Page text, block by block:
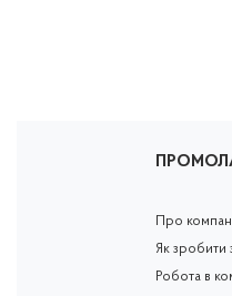
Про
Як зробити
Робота в